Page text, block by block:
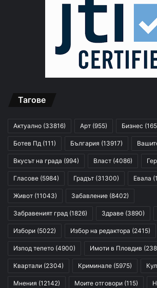
Тагове
Актуално (33816) Арт (955) Бизнес
Ботев Пд (111) България (13917)
Вкусът на града (994) Власт (4086)
Гласове (5984) Градът (31300) Евала
Живот (11043) Забавление (8402)
Забравеният град (1826) Здраве (3890)
Избори (5022) Избор на редактора (2415)
Изпод тепето (4900) Имоти в Пловдив
Квартали (2304) Криминале (5975)
Мнения (12142) Моите отговори (115)